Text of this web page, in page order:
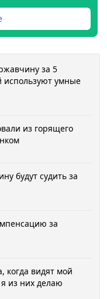
за 5
используют умные
из горящего
будут судить за
за
когда видят мой
из них делаю